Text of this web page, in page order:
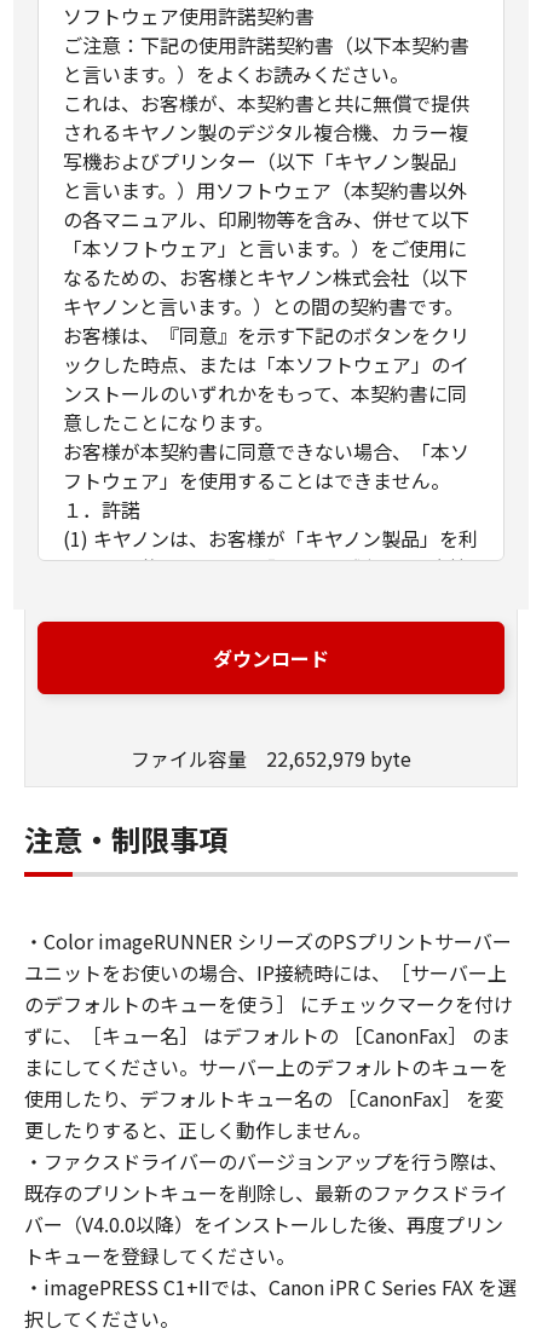
ソフトウェア使用許諾契約書
ご注意：下記の使用許諾契約書（以下本契約書
と言います。）をよくお読みください。
これは、お客様が、本契約書と共に無償で提供
されるキヤノン製のデジタル複合機、カラー複
写機およびプリンター（以下「キヤノン製品」
と言います。）用ソフトウェア（本契約書以外
の各マニュアル、印刷物等を含み、併せて以下
「本ソフトウェア」と言います。）をご使用に
なるための、お客様とキヤノン株式会社（以下
キヤノンと言います。）との間の契約書です。
お客様は、『同意』を示す下記のボタンをクリ
ックした時点、または「本ソフトウェア」のイ
ンストールのいずれかをもって、本契約書に同
意したことになります。
お客様が本契約書に同意できない場合、「本ソ
フトウェア」を使用することはできません。
１．許諾
(1) キヤノンは、お客様が「キヤノン製品」を利
用する目的のために、「キヤノン製品」に直接
ンピューター（以下「指定機器」と言いま
す。）において、「本ソフトウェア」を使用
ること、アクセスすること、もしくは実行する
の非独占的権利をお客様に対して許諾します。
お客様は、また「指定機器」にネットワークを
通じて接続されたコンピューター上で、かかる
ェア」を使用させることができますが、かかる
コンピューターの使用者に本契約書上の義務お
よび条件を遵守させるとともに、その履行に関
し全責任を負うことを条件とします。
(2) お客様は、上記(1)に基づいて「本ソフトウ
ェア」を使用するためのバックアップとして、
「本ソフトウェア」を１部、複製することがで
きます。
(3) 上記(1)および(2)に定める場合を除き、キヤ
ノンまたはキヤノンのライセンサーのいかなる
知的財産権も、明示たると黙示たるとを問わ
ず、本契約書によってお客様に譲渡あるいは許
諾されるものではありません。
ダウンロード
ファイル容量 22,652,979 byte
注意・制限事項
・Color imageRUNNER シリーズのPSプリントサーバー
ユニットをお使いの場合、IP接続時には、［サーバー上
のデフォルトのキューを使う］ にチェックマークを付け
ずに、［キュー名］ はデフォルトの ［CanonFax］ のま
まにしてください。サーバー上のデフォルトのキューを
使用したり、デフォルトキュー名の ［CanonFax］ を変
更したりすると、正しく動作しません。
・ファクスドライバーのバージョンアップを行う際は、
既存のプリントキューを削除し、最新のファクスドライ
バー（V4.0.0以降）をインストールした後、再度プリン
トキューを登録してください。
・imagePRESS C1+IIでは、Canon iPR C Series FAX を選
択してください。